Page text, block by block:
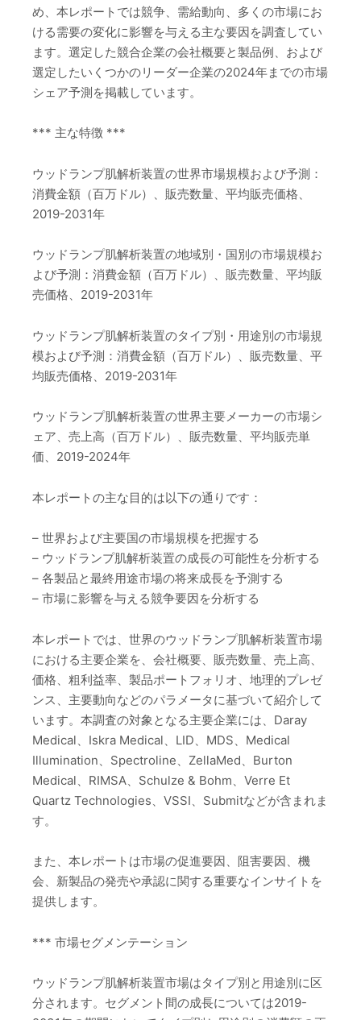
め、本レポートでは競争、需給動向、多くの市場にお
ける需要の変化に影響を与える主な要因を調査してい
ます。選定した競合企業の会社概要と製品例、および
選定したいくつかのリーダー企業の2024年までの市場
シェア予測を掲載しています。
*** 主な特徴 ***
ウッドランプ肌解析装置の世界市場規模および予測：
消費金額（百万ドル）、販売数量、平均販売価格、
2019-2031年
ウッドランプ肌解析装置の地域別・国別の市場規模お
よび予測：消費金額（百万ドル）、販売数量、平均販
売価格、2019-2031年
ウッドランプ肌解析装置のタイプ別・用途別の市場規
模および予測：消費金額（百万ドル）、販売数量、平
均販売価格、2019-2031年
ウッドランプ肌解析装置の世界主要メーカーの市場シ
ェア、売上高（百万ドル）、販売数量、平均販売単
価、2019-2024年
本レポートの主な目的は以下の通りです：
– 世界および主要国の市場規模を把握する
– ウッドランプ肌解析装置の成長の可能性を分析する
– 各製品と最終用途市場の将来成長を予測する
– 市場に影響を与える競争要因を分析する
本レポートでは、世界のウッドランプ肌解析装置市場
における主要企業を、会社概要、販売数量、売上高、
価格、粗利益率、製品ポートフォリオ、地理的プレゼ
ンス、主要動向などのパラメータに基づいて紹介して
います。本調査の対象となる主要企業には、Daray
Medical、Iskra Medical、LID、MDS、Medical
Illumination、Spectroline、ZellaMed、Burton
Medical、RIMSA、Schulze & Bohm、Verre Et
Quartz Technologies、VSSI、Submitなどが含まれま
す。
また、本レポートは市場の促進要因、阻害要因、機
会、新製品の発売や承認に関する重要なインサイトを
提供します。
*** 市場セグメンテーション
ウッドランプ肌解析装置市場はタイプ別と用途別に区
分されます。セグメント間の成長については2019-